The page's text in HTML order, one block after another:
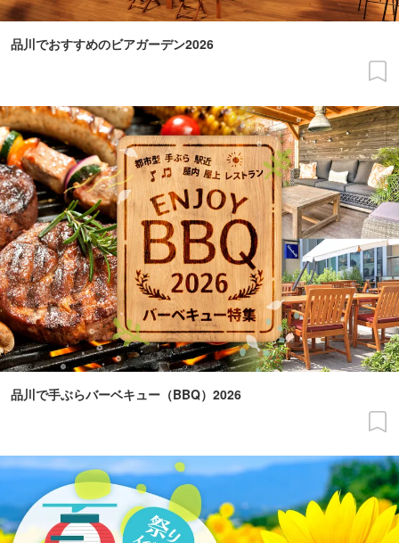
品川でおすすめのビアガーデン2026
品川で手ぶらバーベキュー（BBQ）2026